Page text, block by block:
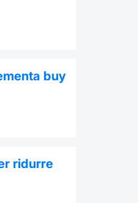
buy
ridurre